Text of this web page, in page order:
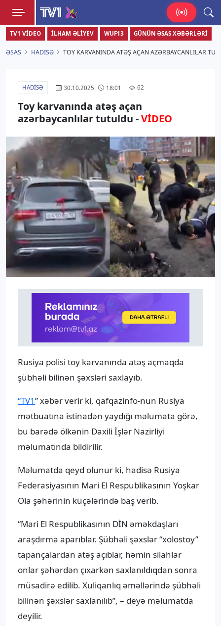
TV1
Zamanı bizimlə yaşa!
TV1 VIDEO İLHAM ƏLIYEV WUF13 GÜNÜN ƏSAS XƏBƏRLƏRI
ƏSAS HADISƏ TOY KARVANINDA ATƏŞ AÇAN AZƏRBAYCANLILAR
HADISƏ 30.10.2025 18:01 62
Toy karvanında atəş açan
azərbaycanlılar tutuldu -VİDEO
Rusiya polisi toy karvanında atəş açmaqda
şübhəli bilinən şəxsləri saxlayıb.
“TV1” xəbər verir ki, qafqazinfo-nun Rusiya
mətbuatına istinadən yaydığı məlumata görə,
bu barədə ölkənin Daxili İşlər Nazirliyi
məlumatında bildirilir.
Məlumatda qeyd olunur ki, hadisə Rusiya
Federasiyasının Mari El Respublikasının Yoşkar
Ola şəhərinin küçələrində baş verib.
“Mari El Respublikasının DİN əməkdaşları
araşdırma aparıblar. Şübhəli şəxslər “xolostoy”
tapançalardan atəş açıblar, həmin silahlar
onlar şəhərdən çıxarkən saxlanıldıqdan sonra
müsadirə edilib. Xuliqanlıq əməllərində şübhəli
bilinən şəxslər saxlanılıb”, – deyə məlumatda
deyilir.